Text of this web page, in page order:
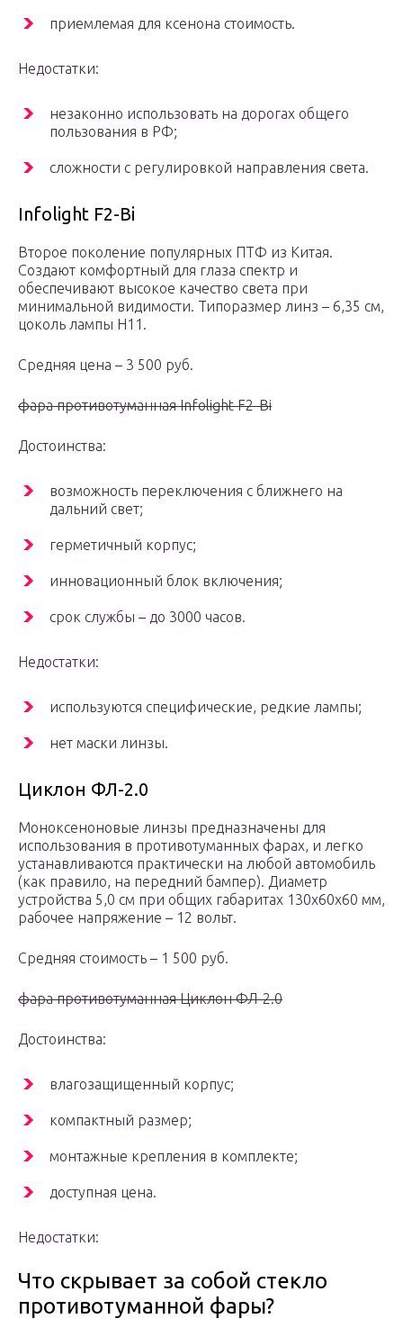
приемлемая для ксенона стоимость.
Недостатки:
незаконно использовать на дорогах общего
пользования в РФ;
сложности с регулировкой направления света.
Infolight F2-Bi
Второе поколение популярных ПТФ из Китая.
Создают комфортный для глаза спектр и
обеспечивают высокое качество света при
минимальной видимости. Типоразмер линз – 6,35 см,
цоколь лампы Н11.
Средняя цена – 3 500 руб.
фара противотуманная Infolight F2-Bi
Достоинства:
возможность переключения с ближнего на
дальний свет;
герметичный корпус;
инновационный блок включения;
срок службы – до 3000 часов.
Недостатки:
используются специфические, редкие лампы;
нет маски линзы.
Циклон ФЛ-2.0
Моноксеноновые линзы предназначены для
использования в противотуманных фарах, и легко
устанавливаются практически на любой автомобиль
(как правило, на передний бампер). Диаметр
устройства 5,0 см при общих габаритах 130х60х60 мм,
рабочее напряжение – 12 вольт.
Средняя стоимость – 1 500 руб.
фара противотуманная Циклон ФЛ-2.0
Достоинства:
влагозащищенный корпус;
компактный размер;
монтажные крепления в комплекте;
доступная цена.
Недостатки:
Что скрывает за собой стекло
противотуманной фары?